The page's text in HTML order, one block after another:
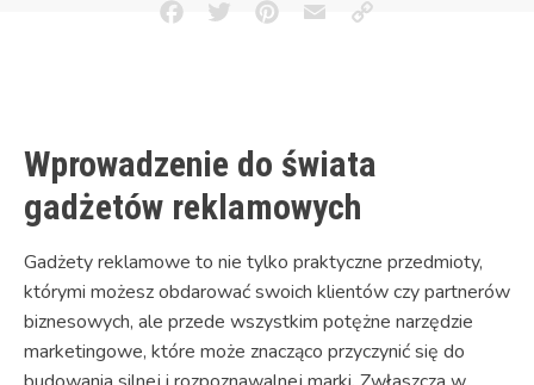
FacebookTwitterPinterestEmailCopy
Wprowadzenie do świata
gadżetów reklamowych
Gadżety reklamowe to nie tylko praktyczne przedmioty,
którymi możesz obdarować swoich klientów czy partnerów
biznesowych, ale przede wszystkim potężne narzędzie
marketingowe, które może znacząco przyczynić się do